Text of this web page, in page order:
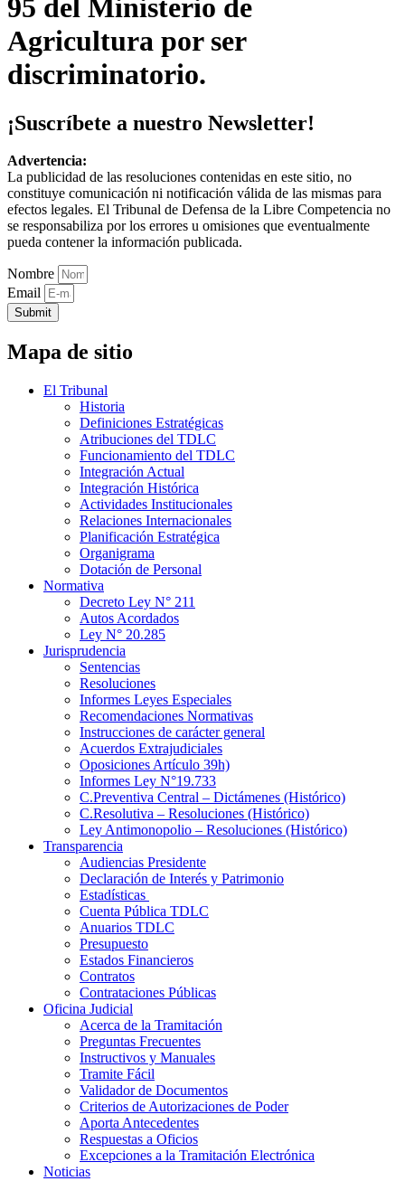
95 del Ministerio de
Agricultura por ser
discriminatorio.
¡Suscríbete a nuestro Newsletter!
Advertencia:
La publicidad de las resoluciones contenidas en este sitio, no
constituye comunicación ni notificación válida de las mismas para
efectos legales. El Tribunal de Defensa de la Libre Competencia no
se responsabiliza por los errores u omisiones que eventualmente
pueda contener la información publicada.
Nombre
Email
Submit
Mapa de sitio
El Tribunal
Historia
Definiciones Estratégicas
Atribuciones del TDLC
Funcionamiento del TDLC
Integración Actual
Integración Histórica
Actividades Institucionales
Relaciones Internacionales
Planificación Estratégica
Organigrama
Dotación de Personal
Normativa
Decreto Ley N° 211
Autos Acordados
Ley N° 20.285
Jurisprudencia
Sentencias
Resoluciones
Informes Leyes Especiales
Recomendaciones Normativas
Instrucciones de carácter general
Acuerdos Extrajudiciales
Oposiciones Artículo 39h)
Informes Ley N°19.733
C.Preventiva Central – Dictámenes (Histórico)
C.Resolutiva – Resoluciones (Histórico)
Ley Antimonopolio – Resoluciones (Histórico)
Transparencia
Audiencias Presidente
Declaración de Interés y Patrimonio
Estadísticas
Cuenta Pública TDLC
Anuarios TDLC
Presupuesto
Estados Financieros
Contratos
Contrataciones Públicas
Oficina Judicial
Acerca de la Tramitación
Preguntas Frecuentes
Instructivos y Manuales
Tramite Fácil
Validador de Documentos
Criterios de Autorizaciones de Poder
Aporta Antecedentes
Respuestas a Oficios
Excepciones a la Tramitación Electrónica
Noticias